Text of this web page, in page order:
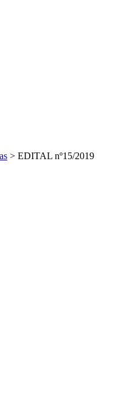
> EDITAL nº15/2019